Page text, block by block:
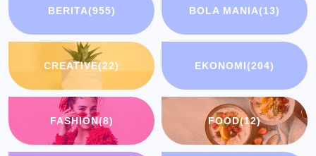
BERITA(955) BOLA MANIA(13)
CREATIVE(22) EKONOMI(204)
FASHION(8) FOOD(12)